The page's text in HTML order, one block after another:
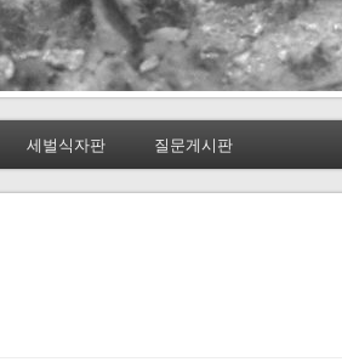
세벌식자판 질문게시판